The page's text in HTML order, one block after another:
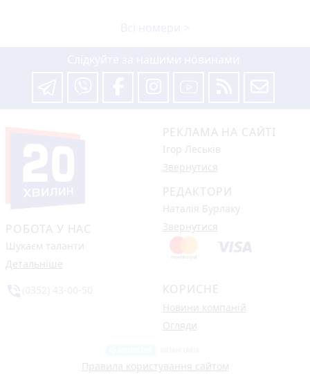
РОБОТА У НАС
Шукаєм таланти
Детальніше
РЕКЛАМА НА САЙТІ
Ігор Леськів
Звернутися
РЕДАКТОРИ
Наталія Бурлаку
Звернутися
КОРИСНЕ
Новини компаній
Огляди
Правила користування сайтом